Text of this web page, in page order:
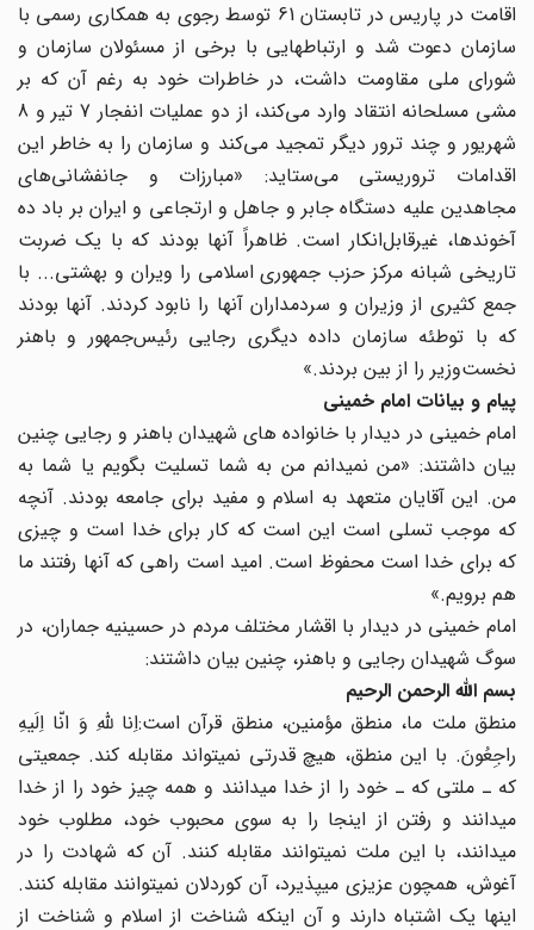
اقامت در پاریس در تابستان 61 توسط رجوی به همکاری رسمی با
سازمان دعوت شد و ارتباطهایی با برخی از مسئولان سازمان و
شورای ملی مقاومت داشت، در خاطرات خود به رغم آن که بر
مشی مسلحانه انتقاد وارد می‌کند، از دو عملیات انفجار 7 تیر و 8
شهریور و چند ترور دیگر تمجید می‌کند و سازمان را به خاطر این
اقدامات تروریستی می‌ستاید: «مبارزات و جانفشانی‌های
مجاهدین علیه دستگاه جابر و جاهل و ارتجاعی و ایران بر باد ده
آخوندها، غیرقابل‌انکار است. ظاهراً آنها بودند که با یک ضربت
تاریخی شبانه مرکز حزب جمهوری‌ اسلامی را ویران و بهشتی... با
جمع کثیری از وزیران و سردمداران آنها را نابود کردند. آنها بودند
که با توطئه سازمان داده دیگری رجایی رئیس‌جمهور و باهنر
نخست‌وزیر را از بین بردند.»
پیام و بیانات امام خمینی
امام خمینی در دیدار با خانواده های شهیدان باهنر و رجایی چنین
بیان داشتند: «من نمی‏دانم من به شما تسلیت بگویم یا شما به
من. این آقایان متعهد به اسلام و مفید برای جامعه بودند. آنچه
که موجب تسلی است این است که کار برای خدا است و چیزی
که برای خدا است محفوظ است. امید است راهی که آنها رفتند ما
هم برویم.»
امام خمینی در دیدار با اقشار مختلف مردم در حسینیه جماران، در
سوگ شهیدان رجایی و باهنر، چنین بیان داشتند:
بسم الله‏ الرحمن الرحیم
منطق ملت ما، منطق مؤمنین، منطق قرآن است:اِنا لله‏ِ وَ انّا اِلَیهِ
راجِعُونَ. با این منطق، هیچ قدرتی نمی‏تواند مقابله کند. جمعیتی
که ـ ملتی که ـ خود را از خدا می‏دانند و همه چیز خود را از خدا
می‏دانند و رفتن از اینجا را به سوی محبوب خود، مطلوب خود
می‏دانند، با این ملت نمی‏توانند مقابله کنند. آن که شهادت را در
آغوش، همچون عزیزی می‏پذیرد، آن کوردلان نمی‏توانند مقابله کنند.
اینها یک اشتباه دارند و آن اینکه شناخت از اسلام و شناخت از